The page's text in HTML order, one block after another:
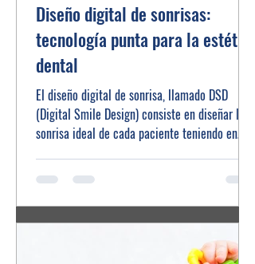
Diseño digital de sonrisas:
tecnología punta para la estética
dental
El diseño digital de sonrisa, llamado DSD
(Digital Smile Design) consiste en diseñar la
sonrisa ideal de cada paciente teniendo en